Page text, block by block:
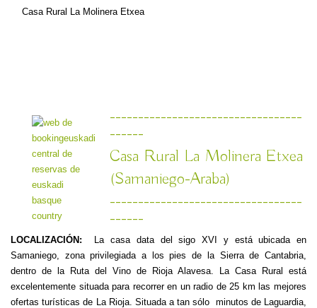
Casa Rural La Molinera Etxea
----------------------------------
------
Casa Rural La Molinera Etxea
(Samaniego-Araba)
----------------------------------
------
LOCALIZACIÓN: La casa data del sigo XVI y está ubicada en
Samaniego, zona privilegiada a los pies de la Sierra de Cantabria,
dentro de la Ruta del Vino de Rioja Alavesa. La Casa Rural está
excelentemente situada para recorrer en un radio de 25 km las mejores
ofertas turísticas de La Rioja. Situada a tan sólo minutos de Laguardia,